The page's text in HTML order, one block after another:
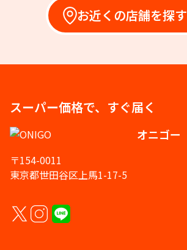
お近くの店舗を探す
スーパー価格で、すぐ届く
オニゴー
〒154-0011
東京都世田谷区上馬1-17-5